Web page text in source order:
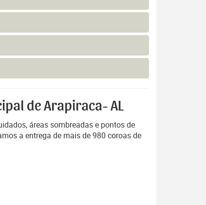
de Arapiraca- AL
áreas sombreadas e pontos de
a entrega de mais de 980 coroas de